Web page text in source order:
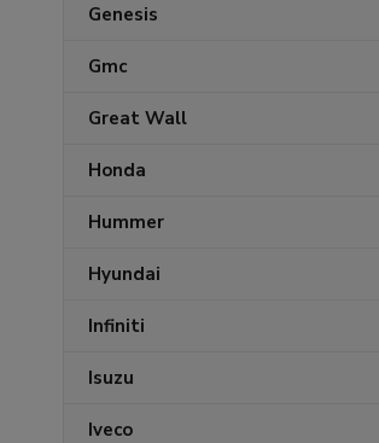
Genesis
Gmc
Great Wall
Honda
Hummer
Hyundai
Infiniti
Isuzu
Iveco